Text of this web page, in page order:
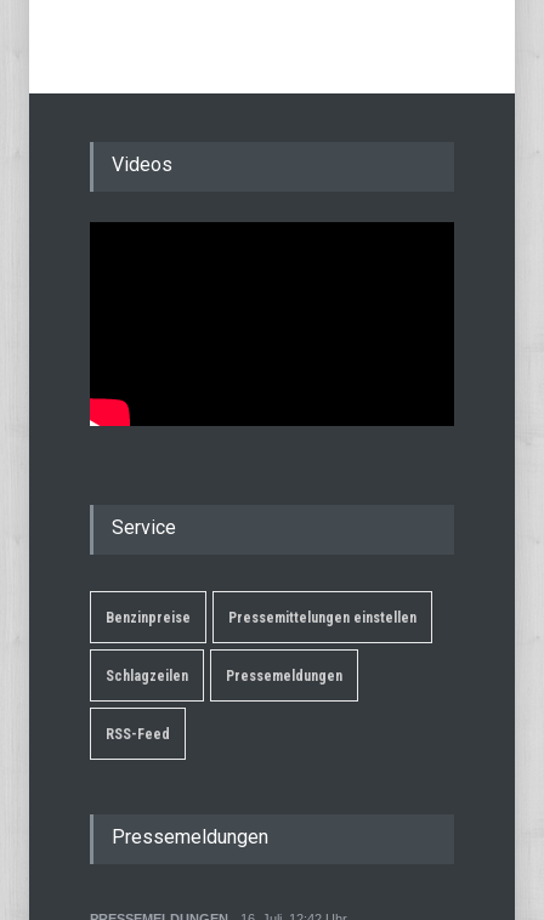
Videos
Service
Benzinpreise Pressemittelungen einstellen
Schlagzeilen Pressemeldungen
RSS-Feed
Pressemeldungen